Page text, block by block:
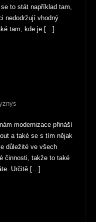
to stát například tam,
nedodržují vhodný
tam, kde je […]
modernizace přináší
a také se s tím nějak
důležité ve všech
činnosti, takže to také
Určitě […]